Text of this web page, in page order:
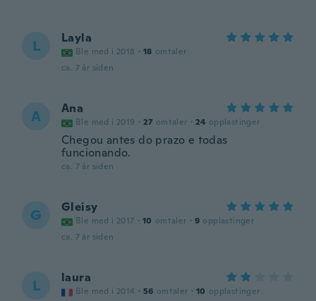
L Layla
Ble med i 2018 · 18 omtaler
ca. 7 år siden
A Ana
Ble med i 2019 · 27 omtaler · 24 opplastinger
Chegou antes do prazo e todas
funcionando.
ca. 7 år siden
G Gleisy
Ble med i 2017 · 10 omtaler · 9 opplastinger
ca. 7 år siden
L laura
Ble med i 2014 · 56 omtaler · 10 opplastinger